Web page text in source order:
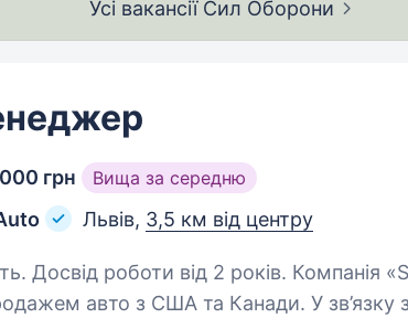
Усі вакансії Сил Оборони
грн Вища за середню
Львів, 3,5 км від центру
роботи від 2 років. Компанія «Stepanych auto «
авто з США та Канади. У зв’язку